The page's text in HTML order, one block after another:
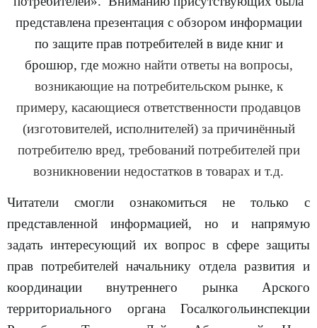
представлена презентация с обзором информации
по защите прав потребителей в виде книг и
брошюр, где
можно найти ответы на вопросы,
возникающие на потребительском рынке, к
примеру, касающиеся ответственности продавцов
(изготовителей, исполнителей) за причинённый
потребителю вред, требований потребителей при
возникновении недостатков в товарах и т.д.
задать интересующий их вопрос в сфере защиты
прав потребителей начальнику отдела развития и
координации внутреннего рынка Арского
территориального органа Госалкогольинспекции
Республики Татарстан Лейсан Абдуллиной. Цель